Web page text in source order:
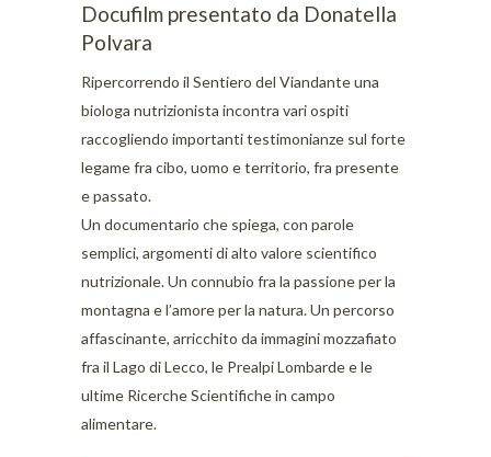
Docufilm presentato da Donatella
Polvara
Ripercorrendo il Sentiero del Viandante una
biologa nutrizionista incontra vari ospiti
raccogliendo importanti testimonianze sul forte
legame fra cibo, uomo e territorio, fra presente
e passato.
Un documentario che spiega, con parole
semplici, argomenti di alto valore scientifico
nutrizionale. Un connubio fra la passione per la
montagna e l’amore per la natura. Un percorso
affascinante, arricchito da immagini mozzafiato
fra il Lago di Lecco, le Prealpi Lombarde e le
ultime Ricerche Scientifiche in campo
alimentare.